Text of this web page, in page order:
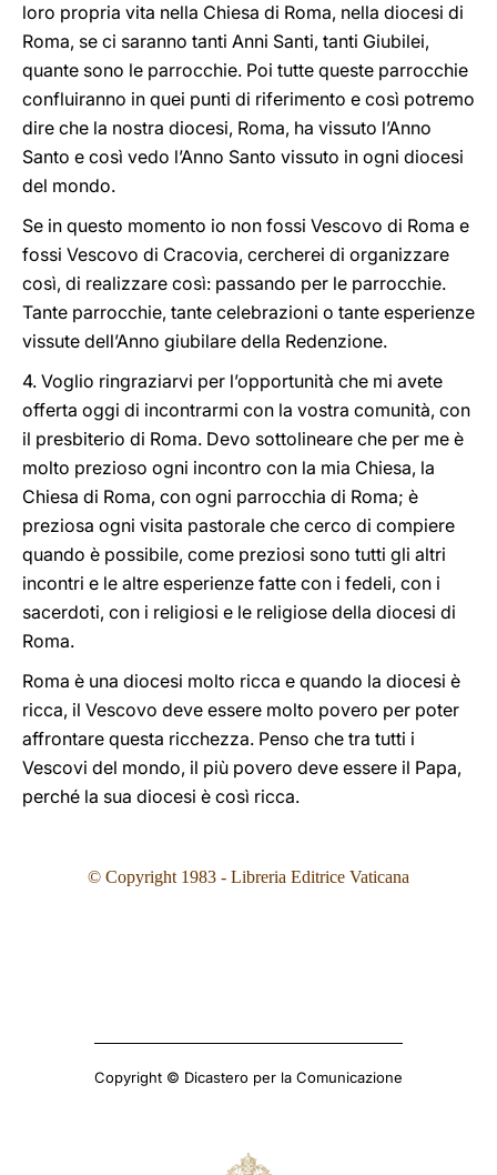
loro propria vita nella Chiesa di Roma, nella diocesi di
Roma, se ci saranno tanti Anni Santi, tanti Giubilei,
quante sono le parrocchie. Poi tutte queste parrocchie
confluiranno in quei punti di riferimento e così potremo
dire che la nostra diocesi, Roma, ha vissuto l’Anno
Santo e così vedo l’Anno Santo vissuto in ogni diocesi
del mondo.
Se in questo momento io non fossi Vescovo di Roma e
fossi Vescovo di Cracovia, cercherei di organizzare
così, di realizzare così: passando per le parrocchie.
Tante parrocchie, tante celebrazioni o tante esperienze
vissute dell’Anno giubilare della Redenzione.
4. Voglio ringraziarvi per l’opportunità che mi avete
offerta oggi di incontrarmi con la vostra comunità, con
il presbiterio di Roma. Devo sottolineare che per me è
molto prezioso ogni incontro con la mia Chiesa, la
Chiesa di Roma, con ogni parrocchia di Roma; è
preziosa ogni visita pastorale che cerco di compiere
quando è possibile, come preziosi sono tutti gli altri
incontri e le altre esperienze fatte con i fedeli, con i
sacerdoti, con i religiosi e le religiose della diocesi di
Roma.
Roma è una diocesi molto ricca e quando la diocesi è
ricca, il Vescovo deve essere molto povero per poter
affrontare questa ricchezza. Penso che tra tutti i
Vescovi del mondo, il più povero deve essere il Papa,
perché la sua diocesi è così ricca.
© Copyright 1983 - Libreria Editrice Vaticana
Copyright © Dicastero per la Comunicazione